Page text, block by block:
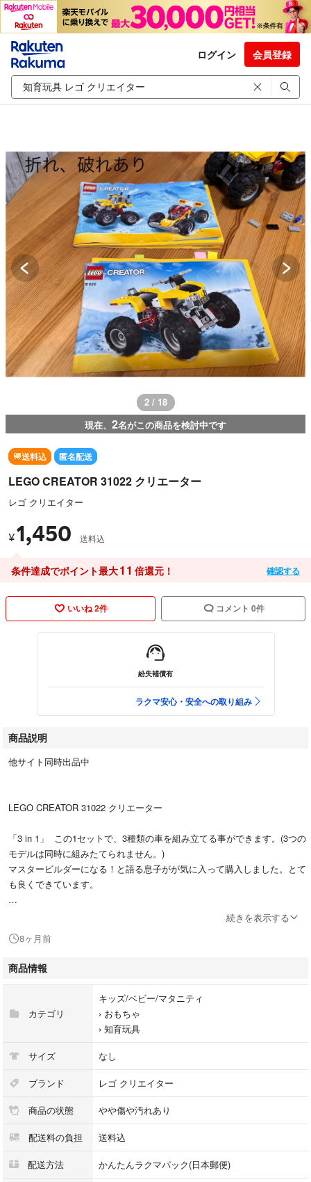
ログイン 会員登録
2 / 18
現在、 2名がこの商品を検討中です
送料込 匿名配送
LEGO CREATOR 31022 クリエーター
レゴ クリエイター
¥1,450 送料込
条件達成でポイント最大11 倍還元！ 確認する
いいね 2件 コメント 0件
紛失補償有
ラクマ安心・安全への取り組み
商品説明
他サイト同時出品中
LEGO CREATOR 31022 クリエーター
「3 in 1」 この1セットで、3種類の車を組み立てる事ができます。(3つの
モデルは同時に組みたてられません。)
マスタービルダーになる！と語る息子がが気に入って購入しました。とて
も良くできています。
ステアリングやリアサスペンションが動くから、どんなチャレンジも受け
て立つぞ。
細部までこだわったエンジン、ヘッドライト、大きなタイヤを搭載。君の
強力なモンスタートラックやクールバギーに組み変えることもできるよ。
箱 はありません。説明書はありますが、折れ破れあります。
パーツ紛失 写真の通り
予備パーツは写真の通り
出品するにあたって、バラしてあったものを組み立てました。
パーツは確認しながら組み立てましたが、違っている部品や足りない部品
続きを表示する
8ヶ月前
商品情報
カテゴリ
キッズ/ベビー/マタニティ
› おもちゃ
› 知育玩具
サイズ なし
ブランド レゴ クリエイター
商品の状態 やや傷や汚れあり
配送料の負担 送料込
配送方法 かんたんラクマパック(日本郵便)